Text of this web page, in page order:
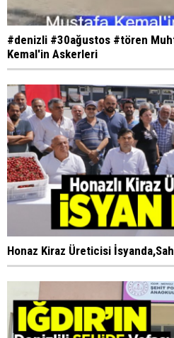
#denizli #30ağustos #tören
Kemal'in Askerleri
Honaz Kiraz Üreticisi